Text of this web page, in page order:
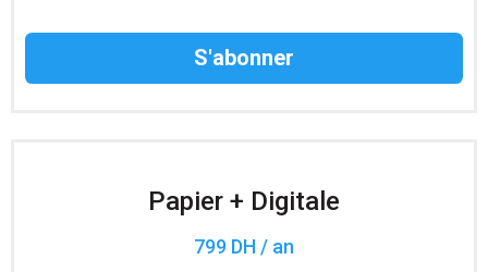
Des informations confidentielles résérvées aux
Papier + Digitale
799 DH / an